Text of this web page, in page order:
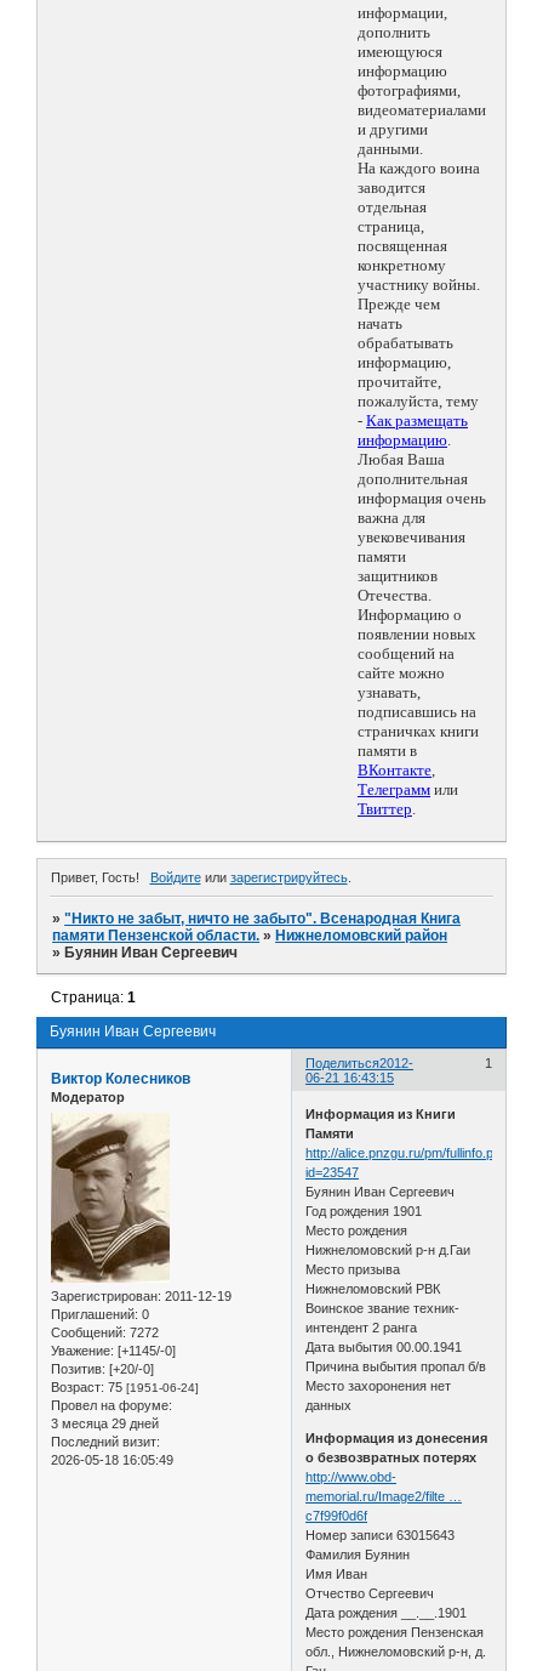
информации,
дополнить
имеющуюся
информацию
фотографиями,
видеоматериалами
и другими
данными.
На каждого воина
заводится
отдельная
страница,
посвященная
конкретному
участнику войны.
Прежде чем
начать
обрабатывать
информацию,
прочитайте,
пожалуйста, тему
- Как размещать
информацию.
Любая Ваша
дополнительная
информация очень
важна для
увековечивания
памяти
защитников
Отечества.
Информацию о
появлении новых
сообщений на
сайте можно
узнавать,
подписавшись на
страничках книги
памяти в
ВКонтакте,
Телеграмм или
Твиттер.
Привет, Гость! Войдитеили зарегистрируйтесь.
»"Никто не забыт, ничто не забыто". Всенародная Книга
памяти Пензенской области. » Нижнеломовский район
» Буянин Иван Сергеевич
Буянин Иван Сергеевич
Страница:1
Поделиться 1
2012-
06-21 16:43:15
Виктор Колесников
Модератор
Зарегистрирован: 2011-12-19
Приглашений: 0
Сообщений: 7272
Уважение: [+1145/-0]
Позитив: [+20/-0]
Возраст: 75 [1951-06-24]
Провел на форуме:
3 месяца 29 дней
Последний визит:
2026-05-18 16:05:49
Информация из Книги
Памяти
http://alice.pnzgu.ru/pm/fullinfo.php?
id=23547
Буянин Иван Сергеевич
Год рождения 1901
Место рождения
Нижнеломовский р-н д.Гаи
Место призыва
Нижнеломовский РВК
Воинское звание техник-
интендент 2 ранга
Дата выбытия 00.00.1941
Причина выбытия пропал б/в
Место захоронения нет
данных
Информация из донесения
о безвозвратных потерях
http://www.obd-
memorial.ru/Image2/filte …
c7f99f0d6f
Номер записи 63015643
Фамилия Буянин
Имя Иван
Отчество Сергеевич
Дата рождения __.__.1901
Место рождения Пензенская
обл., Нижнеломовский р-н, д.